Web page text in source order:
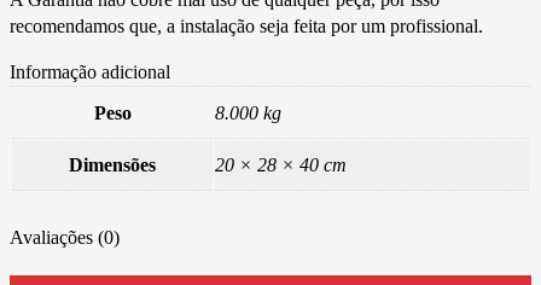
recomendamos que, a instalação seja feita por um profissional.
Informação adicional
Peso
8.000 kg
Dimensões 20 × 28 × 40 cm
Avaliações (0)